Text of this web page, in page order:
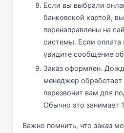
Если вы выбрали
банковской картой,
перенаправлены на
системы. Если
увидите сообщение
Заказ оформлен.
менеджер обработает
перезвонит вам для
Обычно это занимает
Важно помнить, что заказ